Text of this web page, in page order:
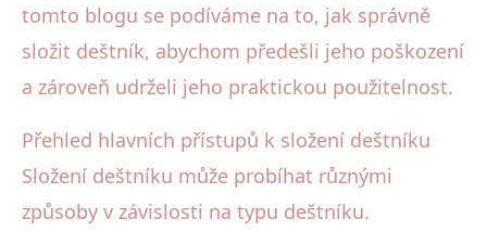
tomto blogu se podíváme na to, jak správně
složit deštník, abychom předešli jeho poškození
a zároveň udrželi jeho praktickou použitelnost.
Přehled hlavních přístupů k složení deštníku
Složení deštníku může probíhat různými
způsoby v závislosti na typu deštníku.